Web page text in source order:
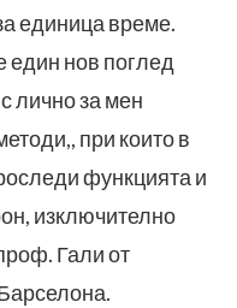
единица време.
един нов поглед
лично за мен
при които в
функцията и
изключително
Гали от